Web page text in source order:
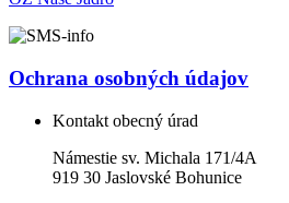
Ochrana osobných údajov
Kontakt obecný úrad
Námestie sv. Michala 171/4A
919 30 Jaslovské Bohunice